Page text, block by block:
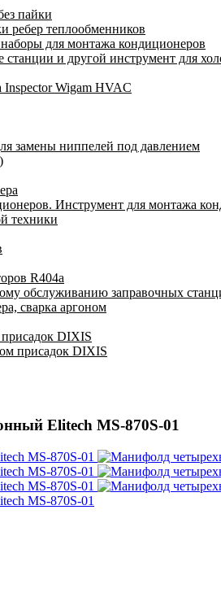
пайки
ребер теплообменников
для монтажа кондиционеров
и другой инструмент для
Inspector Wigam HVAC
замены ниппелей под давлением
Инструмент для монтажа
техники
R404a
обслуживанию заправочных
сварка аргоном
присадок DIXIS
присадок DIXIS
Elitech MS-870S-01